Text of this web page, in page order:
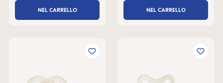
NEL CARRELLO NEL CARRELLO